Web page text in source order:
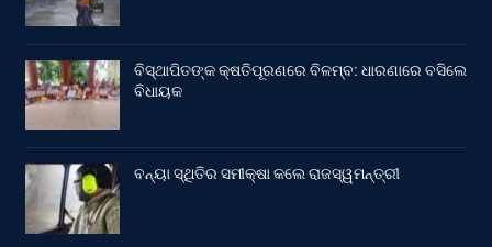
ବିସ୍ଥାପିତଙ୍କ କ୍ଷତିପୂରଣରେ ବିଳମ୍ବ: ଧାରଣାରେ ବସିଲେ
ବିଧାୟକ
ବନ୍ୟା ସ୍ଥିତିର ସମୀକ୍ଷା କଲେ ରାଜସ୍ୱମନ୍ତ୍ରୀ